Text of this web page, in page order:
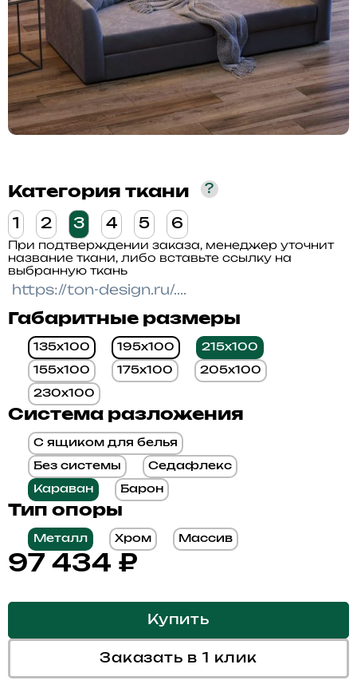
Категория ткани ?
1 2 3 4 5 6
При подтверждении заказа, менеджер уточнит
название ткани, либо вставьте ссылку на
выбранную ткань
Габаритные размеры
135x100 195x100 215x100
155x100 175x100 205x100
230x100
Система разложения
С ящиком для белья
Без системы Седафлекс
Караван Барон
Тип опоры
Металл Хром Массив
97 434 ₽
Купить
Заказать в 1 клик